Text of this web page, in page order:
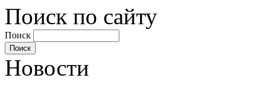
Поиск по сайту
Поиск
Новости